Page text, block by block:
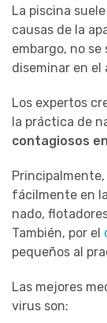
La piscina
causas de la
embargo, no
diseminar en el
Los expertos
la práctica de
contagiosos
fácilmente en
nado,
También, por el
pequeños al
Las mejores
virus son: